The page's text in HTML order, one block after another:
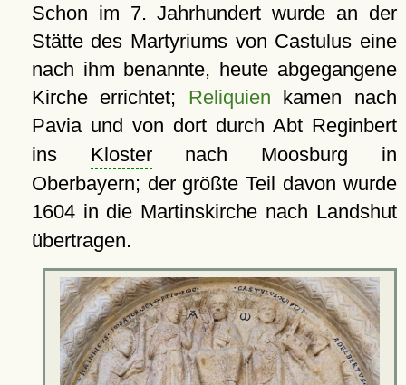
Schon im 7. Jahrhundert wurde an der
Stätte des Martyriums von Castulus eine
nach ihm benannte, heute abgegangene
Kirche errichtet; Reliquien kamen nach
Paviaund von dort durch Abt Reginbert
ins Klosternach Moosburg in
Oberbayern; der größte Teil davon wurde
1604 in die Martinskirche nach Landshut
übertragen.